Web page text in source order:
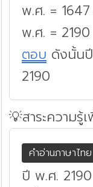
พ.ศ. =
พ.ศ. = 2190
ตอบ ดังนั้น
2190
💡สาระความรู้
คำอ่านภาษาไทย
ปี พ.ศ.